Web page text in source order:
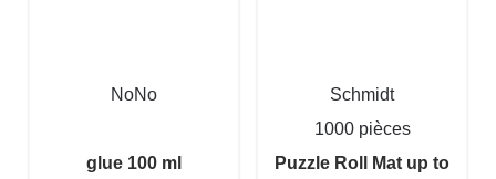
NoNo
glue 100 ml
Schmidt
1000 pièces
Puzzle Roll Mat up to